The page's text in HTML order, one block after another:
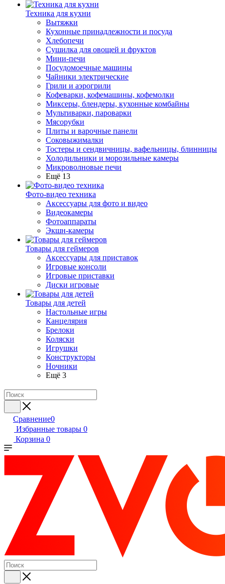
Техника для кухни
Вытяжки
Кухонные принадлежности и посуда
Хлебопечи
Сушилка для овощей и фруктов
Мини-печи
Посудомоечные машины
Чайники электрические
Грили и аэрогрили
Кофеварки, кофемашины, кофемолки
Миксеры, блендеры, кухонные комбайны
Мультиварки, пароварки
Мясорубки
Плиты и варочные панели
Соковыжималки
Тостеры и сендвичницы, вафельницы, блинницы
Холодильники и морозильные камеры
Микроволновые печи
Ещё 13
Фото-видео техника
Аксессуары для фото и видео
Видеокамеры
Фотоаппараты
Экшн-камеры
Товары для геймеров
Аксессуары для приставок
Игровые консоли
Игровые приставки
Диски игровые
Товары для детей
Настольные игры
Канцелярия
Брелоки
Коляски
Игрушки
Конструкторы
Ночники
Ещё 3
Сравнение0
Избранные товары 0
Корзина 0